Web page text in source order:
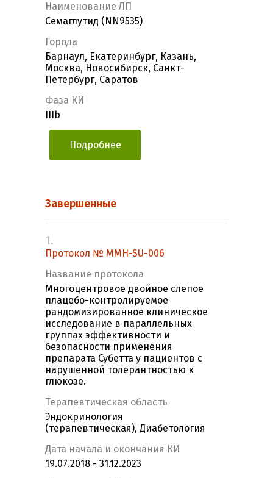
Наименование ЛП
Семаглутид (NN9535)
Города
Барнаул, Екатеринбург, Казань,
Москва, Новосибирск, Санкт-
Петербург, Саратов
Фаза КИ
IIIb
Подробнее
Завершенные
1.
Протокол № MMH-SU-006
Название протокола
Многоцентровое двойное слепое
плацебо-контролируемое
рандомизированное клиническое
исследование в параллельных
группах эффективности и
безопасности применения
препарата Субетта у пациентов с
нарушенной толерантностью к
глюкозе.
Терапевтическая область
Эндокринология
(терапевтическая), Диабетология
Дата начала и окончания КИ
19.07.2018 - 31.12.2023